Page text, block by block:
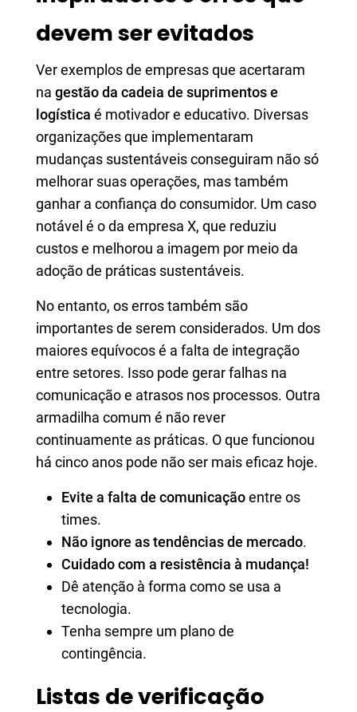
devem ser evitados
Ver exemplos de empresas que acertaram
na gestão da cadeia de suprimentos e
logística é motivador e educativo. Diversas
organizações que implementaram
mudanças sustentáveis conseguiram não só
melhorar suas operações, mas também
ganhar a confiança do consumidor. Um caso
notável é o da empresa X, que reduziu
custos e melhorou a imagem por meio da
adoção de práticas sustentáveis.
No entanto, os erros também são
importantes de serem considerados. Um dos
maiores equívocos é a falta de integração
entre setores. Isso pode gerar falhas na
comunicação e atrasos nos processos. Outra
armadilha comum é não rever
continuamente as práticas. O que funcionou
há cinco anos pode não ser mais eficaz hoje.
Evite a falta de comunicaçãoentre os
times.
Não ignore as tendências de mercado.
Cuidado com a resistência à mudança!
Dê atenção à forma como se usa a
tecnologia.
Tenha sempre um plano de
contingência.
Listas de verificação